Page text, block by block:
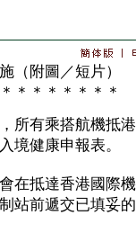
（附圖／短片）
＊＊＊＊＊＊＊
有乘搭航機抵港
境健康申報表。
抵達香港國際機
站前遞交已填妥